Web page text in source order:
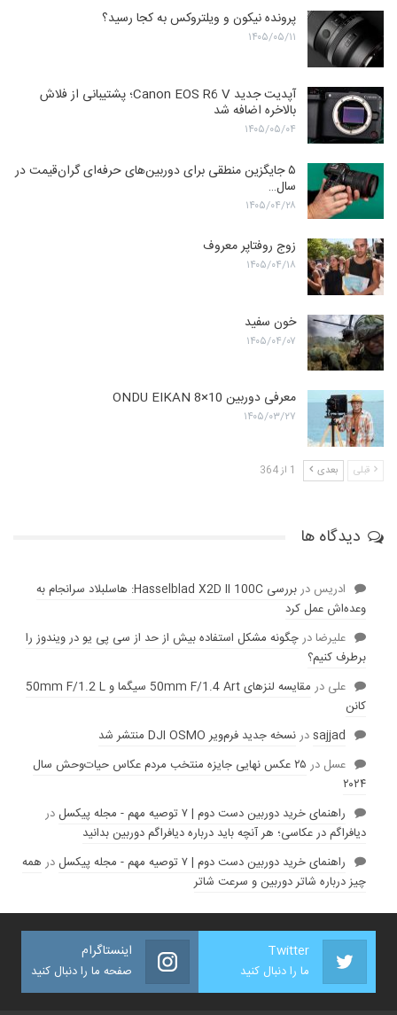
پرونده نیکون و ویلتروکس به کجا رسید؟
۱۴۰۵/۰۵/۱۱
آپدیت جدید Canon EOS R6 V؛ پشتیبانی از فلاش
بالاخره اضافه شد
۱۴۰۵/۰۵/۰۴
۵ جایگزین منطقی برای دوربین‌های حرفه‌ای گران‌قیمت در
سال…
۱۴۰۵/۰۴/۲۸
زوج روفتاپر معروف
۱۴۰۵/۰۴/۱۸
خون سفید
۱۴۰۵/۰۴/۰۷
معرفی دوربین ONDU EIKAN 8×10
۱۴۰۵/۰۳/۲۷
قبلی بعدی 1 از 364
دیدگاه ها
ادریس در
بررسی Hasselblad X2D II 100C: هاسلبلاد سرانجام به
وعده‌‌اش عمل کرد
عليرضادرچگونه مشکل استفاده بیش از حد از سی پی یو در ویندوز را
برطرف کنیم؟
علی در
مقایسه لنز‌های 50mm F/1.4 Art سیگما و 50mm F/1.2 L
کانن
sajjadدرنسخه جدید فرم‌ویر DJI OSMO منتشر شد
عسل در
۲۵ عکس نهایی جایزه منتخب مردم عکاس حیات‌وحش سال
۲۰۲۴
راهنمای خرید دوربین دست دوم | ۷ توصیه مهم - مجله پیکسل
در
دیافراگم در عکاسی؛ هر آنچه باید درباره دیافراگم دوربین بدانید
راهنمای خرید دوربین دست دوم | ۷ توصیه مهم - مجله پیکسل
در همه
چیز درباره شاتر دوربین و سرعت شاتر
Twitter
ما را دنبال کنید
اینستاگرام
صفحه ما را دنبال کنید